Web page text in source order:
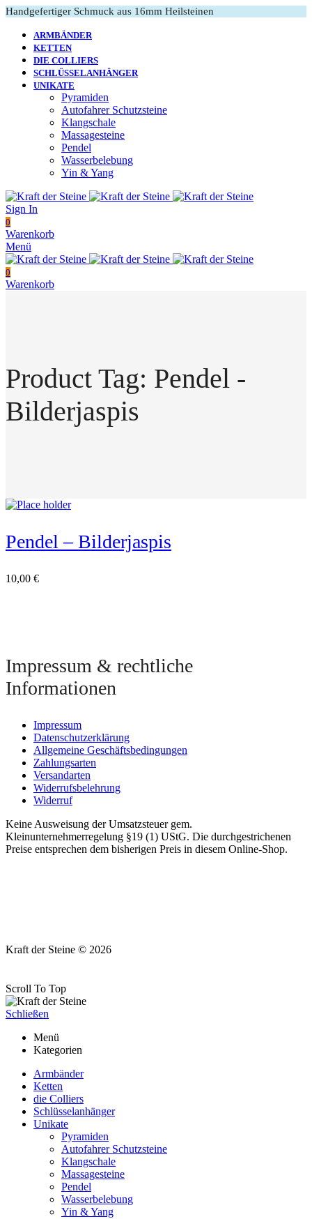
Handgefertiger Schmuck aus 16mm Heilsteinen
ARMBÄNDER
KETTEN
DIE COLLIERS
SCHLÜSSELANHÄNGER
UNIKATE
Pyramiden
Autofahrer Schutzsteine
Klangschale
Massagesteine
Pendel
Wasserbelebung
Yin & Yang
Sign In
0
Warenkorb
Menü
0
Warenkorb
Product Tag: Pendel -
Bilderjaspis
Pendel – Bilderjaspis
10,00 €
Impressum & rechtliche
Informationen
Impressum
Datenschutzerklärung
Allgemeine Geschäftsbedingungen
Zahlungsarten
Versandarten
Widerrufsbelehrung
Widerruf
Keine Ausweisung der Umsatzsteuer gem.
Kleinunternehmerregelung §19 (1) UStG. Die durchgestrichenen
Preise entsprechen dem bisherigen Preis in diesem Online-Shop.
Kraft der Steine © 2026
Scroll To Top
Schließen
Menü
Kategorien
Armbänder
Ketten
die Colliers
Schlüsselanhänger
Unikate
Pyramiden
Autofahrer Schutzsteine
Klangschale
Massagesteine
Pendel
Wasserbelebung
Yin & Yang